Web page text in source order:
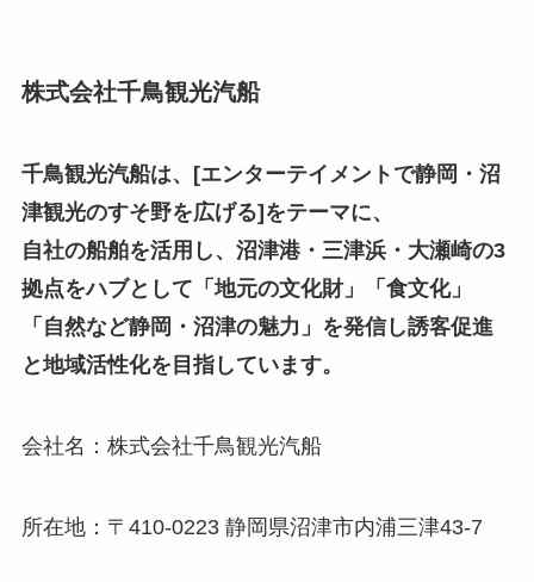
株式会社千鳥観光汽船
千鳥観光汽船は、[エンターテイメントで静岡・沼
津観光のすそ野を広げる]をテーマに、
自社の船舶を活用し、沼津港・三津浜・大瀬崎の3
拠点をハブとして「地元の文化財」「食文化」
「自然など静岡・沼津の魅力」を発信し誘客促進
と地域活性化を目指しています。
会社名：株式会社千鳥観光汽船
所在地：〒410-0223 静岡県沼津市内浦三津43-7